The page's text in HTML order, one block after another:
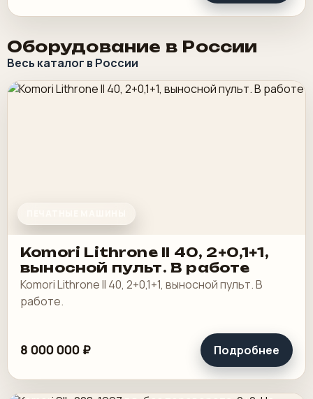
Оборудование в России
Весь каталог в России
Komori Lithrone II 40, 2+0,1+1,
выносной пульт. В работе
Komori Lithrone II 40, 2+0,1+1, выносной пульт. В
работе.
8 000 000 ₽ Подробнее